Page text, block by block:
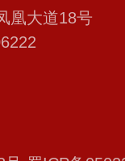
凰大道18号